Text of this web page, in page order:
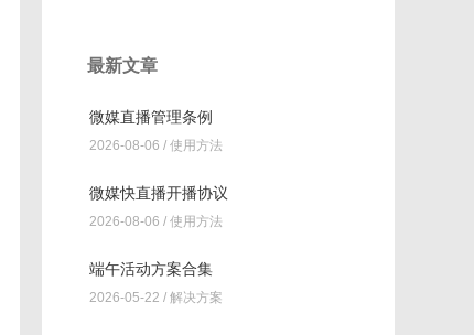
最新文章
微媒直播管理条例
2026-08-06 / 使用方法
微媒快直播开播协议
2026-08-06 / 使用方法
端午活动方案合集
2026-05-22 / 解决方案